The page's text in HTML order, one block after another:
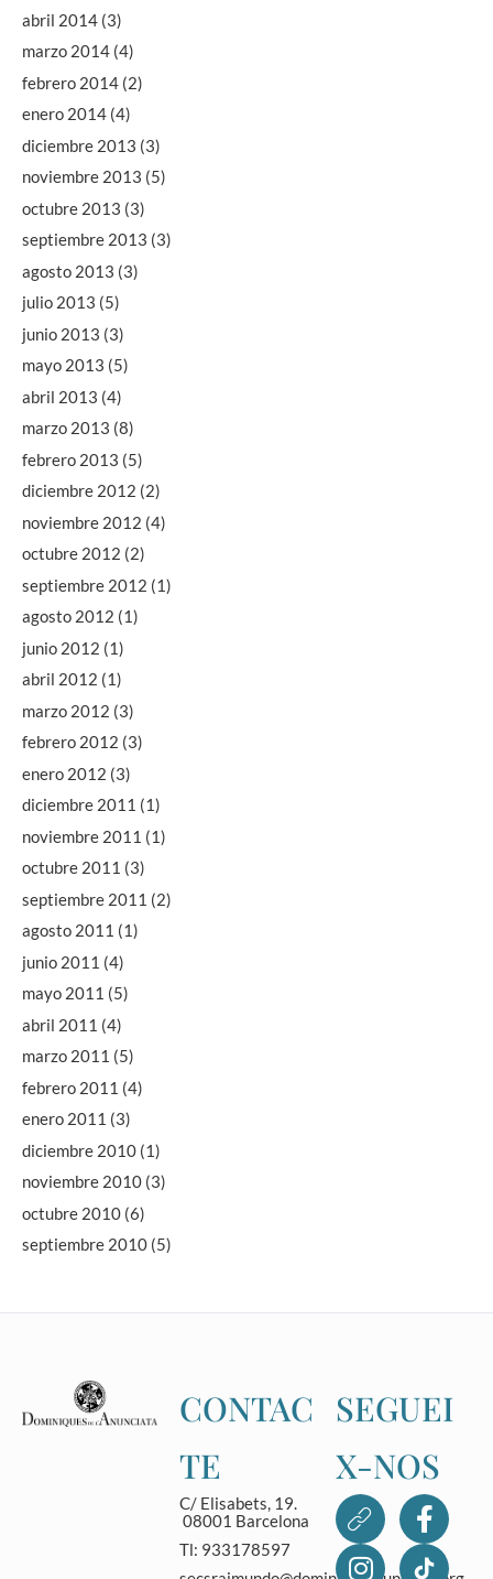
abril 2014 (3)
marzo 2014 (4)
febrero 2014 (2)
enero 2014 (4)
diciembre 2013 (3)
noviembre 2013 (5)
octubre 2013 (3)
septiembre 2013 (3)
agosto 2013 (3)
julio 2013 (5)
junio 2013 (3)
mayo 2013 (5)
abril 2013 (4)
marzo 2013 (8)
febrero 2013 (5)
diciembre 2012 (2)
noviembre 2012 (4)
octubre 2012 (2)
septiembre 2012 (1)
agosto 2012 (1)
junio 2012 (1)
abril 2012 (1)
marzo 2012 (3)
febrero 2012 (3)
enero 2012 (3)
diciembre 2011 (1)
noviembre 2011 (1)
octubre 2011 (3)
septiembre 2011 (2)
agosto 2011 (1)
junio 2011 (4)
mayo 2011 (5)
abril 2011 (4)
marzo 2011 (5)
febrero 2011 (4)
enero 2011 (3)
diciembre 2010 (1)
noviembre 2010 (3)
octubre 2010 (6)
septiembre 2010 (5)
CONTAC
TE
C/ Elisabets, 19.
08001 Barcelona
Tl: 933178597
SEGUEI
X-NOS